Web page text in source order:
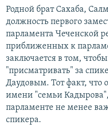
Родной брат Сахаба,
должность первого
парламента Чеченской
приближенных к
заключается в том, чтобы
"присматривать" за
Даудовым. Тот факт, что
имени "семьи Кадырова",
парламенте не менее
спикера.